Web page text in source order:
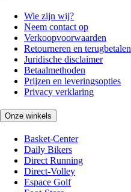
Wie zijn wij?
Neem contact op
Verkoopvoorwaarden
Retourneren en terugbetalen
Juridische disclaimer
Betaalmethoden
Prijzen en leveringsopties
Privacy verklaring
Onze winkels
Basket-Center
Daily Bikers
Direct Running
Direct-Volley
Espace Golf